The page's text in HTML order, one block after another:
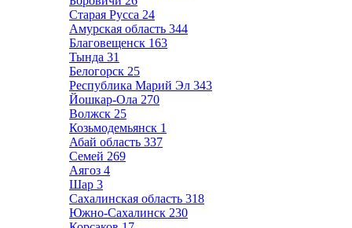
Старая Русса 24
Амурская область 344
Благовещенск 163
Тында 31
Белогорск 25
Республика Марий Эл 343
Йошкар-Ола 270
Волжск 25
Козьмодемьянск 1
Абай область 337
Семей 269
Аягоз 4
Шар 3
Сахалинская область 318
Южно-Сахалинск 230